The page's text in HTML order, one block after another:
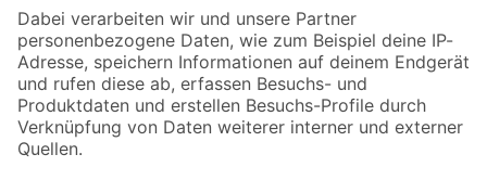
Zahlungsarten Versandarten